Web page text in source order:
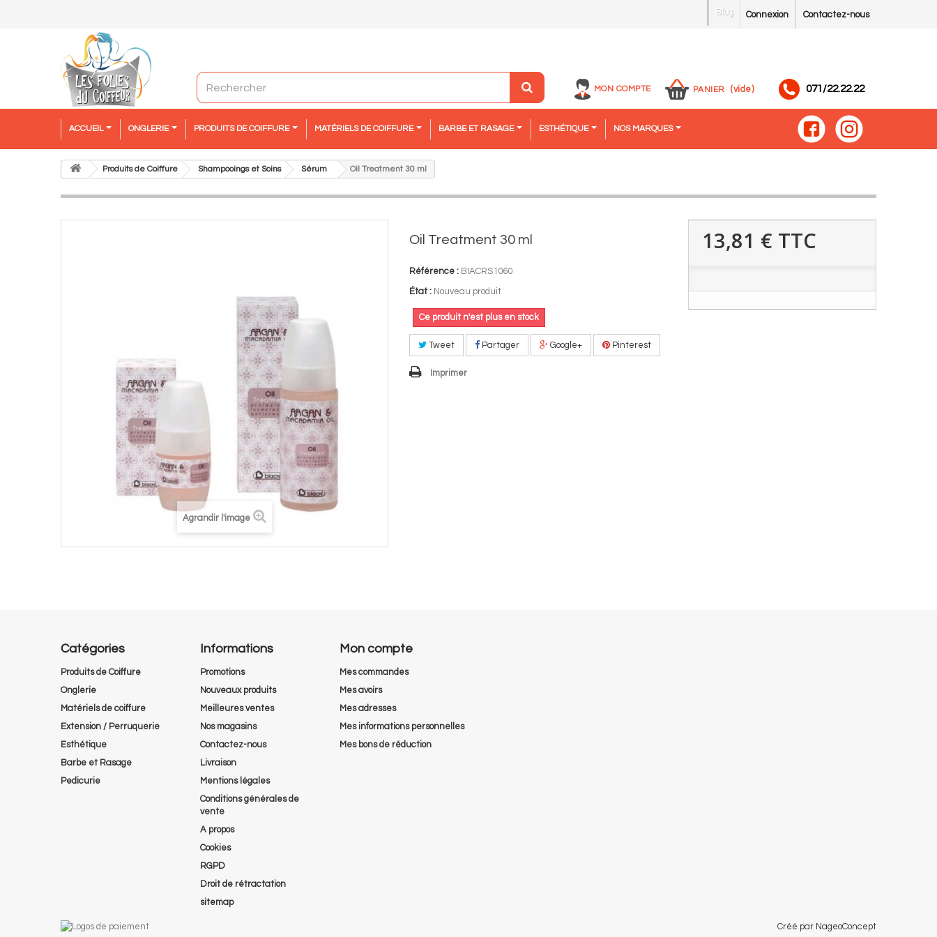
Contactez-nous
Connexion
Blog
MON COMPTE PANIER (vide) 071/22.22.22
ACCUEIL ONGLERIE PRODUITS DE COIFFURE MATÉRIELS DE COIFFURE BARBE ET RASAGE ESTHÉTIQUE NOS MARQUES
Produits de Coiffure Shampooings et Soins Sérum Oil Treatment 30 ml
Agrandir l'image
Oil Treatment 30 ml
Référence : BIACRS1060
État : Nouveau produit
Ce produit n'est plus en stock
Tweet Partager Google+ Pinterest
Imprimer
13,81 € TTC
Catégories
Produits de Coiffure
Onglerie
Matériels de coiffure
Extension / Perruquerie
Esthétique
Barbe et Rasage
Pedicurie
Informations
Promotions
Nouveaux produits
Meilleures ventes
Nos magasins
Contactez-nous
Livraison
Mentions légales
Conditions générales de
vente
A propos
Cookies
RGPD
Droit de rétractation
sitemap
Mon compte
Mes commandes
Mes avoirs
Mes adresses
Mes informations personnelles
Mes bons de réduction
Créé par NageoConcept